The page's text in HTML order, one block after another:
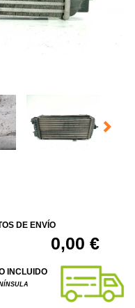
DE ENVÍO
0,00 €
INCLUIDO